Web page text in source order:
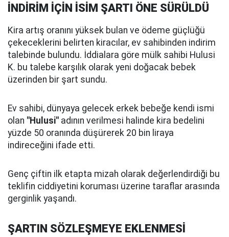
İNDİRİM İÇİN İSİM ŞARTI ÖNE SÜRÜLDÜ
Kira artış oranını yüksek bulan ve ödeme güçlüğü
çekeceklerini belirten kiracılar, ev sahibinden indirim
talebinde bulundu. İddialara göre mülk sahibi Hulusi
K. bu talebe karşılık olarak yeni doğacak bebek
üzerinden bir şart sundu.
Ev sahibi, dünyaya gelecek erkek bebeğe kendi ismi
olan "Hulusi" adının verilmesi halinde kira bedelini
yüzde 50 oranında düşürerek 20 bin liraya
indireceğini ifade etti.
Genç çiftin ilk etapta mizah olarak değerlendirdiği bu
teklifin ciddiyetini koruması üzerine taraflar arasında
gerginlik yaşandı.
ŞARTIN SÖZLEŞMEYE EKLENMESİ